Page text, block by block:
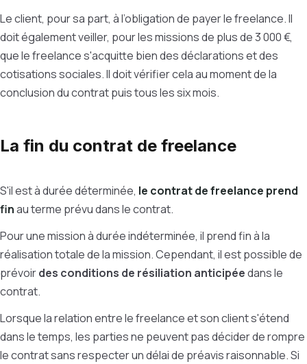
Le client, pour sa part, à l’obligation de payer le freelance. Il
doit également veiller, pour les missions de plus de 3 000 €,
que le freelance s'acquitte bien des déclarations et des
cotisations sociales. Il doit vérifier cela au moment de la
conclusion du contrat puis tous les six mois.
La fin du contrat de freelance
S'il est à durée déterminée, le contrat de freelance prend
finau terme prévu dans le contrat.
Pour une mission à durée indéterminée, il prend fin à la
réalisation totale de la mission. Cependant, il est possible de
prévoirdes conditions de résiliation anticipéedans le
contrat.
Lorsque la relation entre le freelance et son client s'étend
dans le temps, les parties ne peuvent pas décider de rompre
le contrat sans respecter un délai de préavis raisonnable. Si